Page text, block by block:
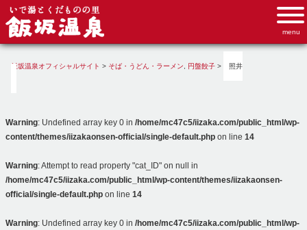
飯坂温泉オフィシャルサイト > そば・うどん・ラーメン 円盤餃子 > 照井
Warning: Undefined array key 0 in /home/mc47c5/iizaka.com/public_html/wp-
content/themes/iizakaonsen-official/single-default.php on line 14
Warning: Attempt to read property "cat_ID" on null in
/home/mc47c5/iizaka.com/public_html/wp-content/themes/iizakaonsen-
official/single-default.php on line 14
Warning: Undefined array key 0 in /home/mc47c5/iizaka.com/public_html/wp-